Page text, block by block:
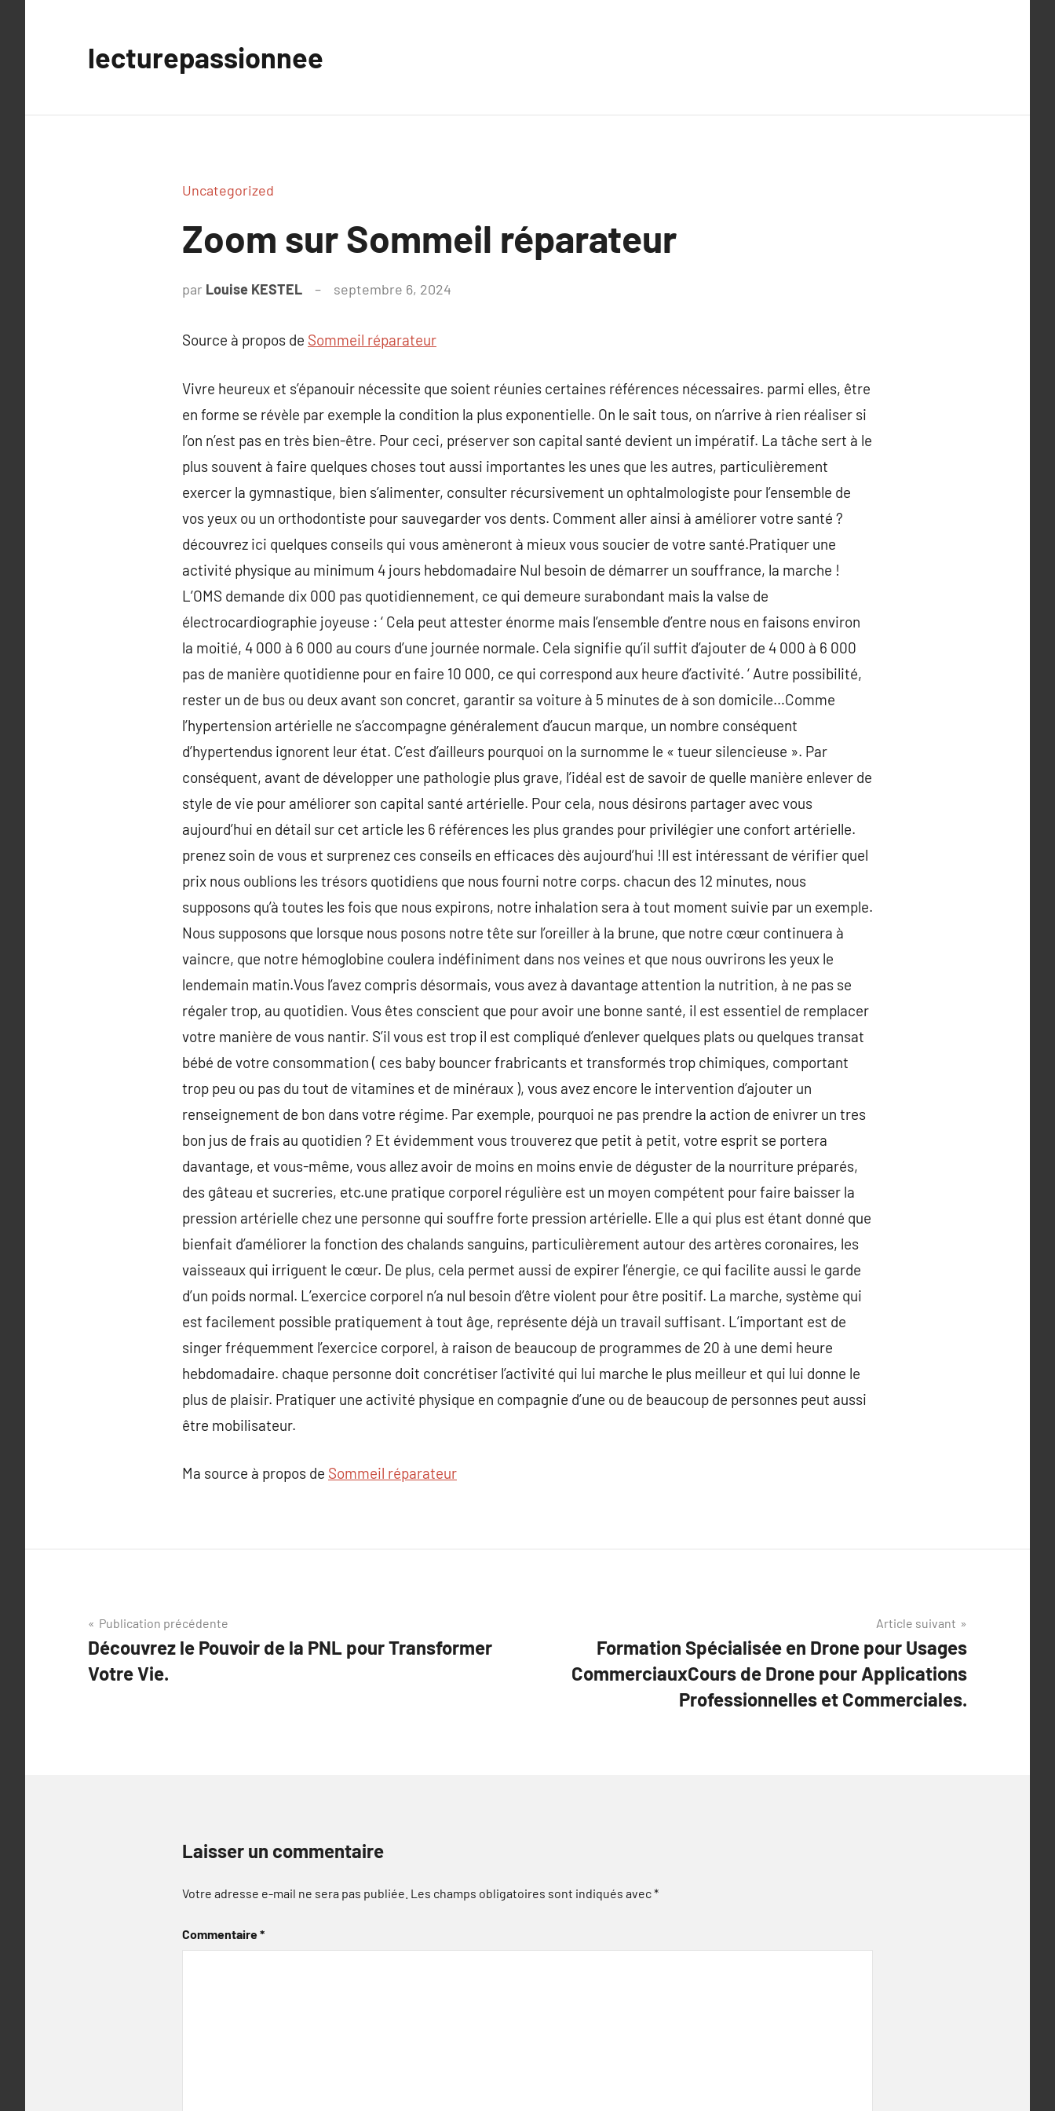
lecturepassionnee
Uncategorized
Zoom sur Sommeil réparateur
par Louise KESTEL septembre 6, 2024
Source à propos de Sommeil réparateur
Vivre heureux et s’épanouir nécessite que soient réunies certaines références nécessaires. parmi elles, être
en forme se révèle par exemple la condition la plus exponentielle. On le sait tous, on n’arrive à rien réaliser si
l’on n’est pas en très bien-être. Pour ceci, préserver son capital santé devient un impératif. La tâche sert à le
plus souvent à faire quelques choses tout aussi importantes les unes que les autres, particulièrement
exercer la gymnastique, bien s’alimenter, consulter récursivement un ophtalmologiste pour l’ensemble de
vos yeux ou un orthodontiste pour sauvegarder vos dents. Comment aller ainsi à améliorer votre santé ?
découvrez ici quelques conseils qui vous amèneront à mieux vous soucier de votre santé.Pratiquer une
activité physique au minimum 4 jours hebdomadaire Nul besoin de démarrer un souffrance, la marche !
L’OMS demande dix 000 pas quotidiennement, ce qui demeure surabondant mais la valse de
électrocardiographie joyeuse : ‘ Cela peut attester énorme mais l’ensemble d’entre nous en faisons environ
la moitié, 4 000 à 6 000 au cours d’une journée normale. Cela signifie qu’il suffit d’ajouter de 4 000 à 6 000
pas de manière quotidienne pour en faire 10 000, ce qui correspond aux heure d’activité. ‘ Autre possibilité,
rester un de bus ou deux avant son concret, garantir sa voiture à 5 minutes de à son domicile…Comme
l’hypertension artérielle ne s’accompagne généralement d’aucun marque, un nombre conséquent
d’hypertendus ignorent leur état. C’est d’ailleurs pourquoi on la surnomme le « tueur silencieuse ». Par
conséquent, avant de développer une pathologie plus grave, l’idéal est de savoir de quelle manière enlever de
style de vie pour améliorer son capital santé artérielle. Pour cela, nous désirons partager avec vous
aujourd’hui en détail sur cet article les 6 références les plus grandes pour privilégier une confort artérielle.
prenez soin de vous et surprenez ces conseils en efficaces dès aujourd’hui !Il est intéressant de vérifier quel
prix nous oublions les trésors quotidiens que nous fourni notre corps. chacun des 12 minutes, nous
supposons qu’à toutes les fois que nous expirons, notre inhalation sera à tout moment suivie par un exemple.
Nous supposons que lorsque nous posons notre tête sur l’oreiller à la brune, que notre cœur continuera à
vaincre, que notre hémoglobine coulera indéfiniment dans nos veines et que nous ouvrirons les yeux le
lendemain matin.Vous l’avez compris désormais, vous avez à davantage attention la nutrition, à ne pas se
régaler trop, au quotidien. Vous êtes conscient que pour avoir une bonne santé, il est essentiel de remplacer
votre manière de vous nantir. S’il vous est trop il est compliqué d’enlever quelques plats ou quelques transat
bébé de votre consommation ( ces baby bouncer frabricants et transformés trop chimiques, comportant
trop peu ou pas du tout de vitamines et de minéraux ), vous avez encore le intervention d’ajouter un
renseignement de bon dans votre régime. Par exemple, pourquoi ne pas prendre la action de enivrer un tres
bon jus de frais au quotidien ? Et évidemment vous trouverez que petit à petit, votre esprit se portera
davantage, et vous-même, vous allez avoir de moins en moins envie de déguster de la nourriture préparés,
des gâteau et sucreries, etc.une pratique corporel régulière est un moyen compétent pour faire baisser la
pression artérielle chez une personne qui souffre forte pression artérielle. Elle a qui plus est étant donné que
bienfait d’améliorer la fonction des chalands sanguins, particulièrement autour des artères coronaires, les
vaisseaux qui irriguent le cœur. De plus, cela permet aussi de expirer l’énergie, ce qui facilite aussi le garde
d’un poids normal. L’exercice corporel n’a nul besoin d’être violent pour être positif. La marche, système qui
est facilement possible pratiquement à tout âge, représente déjà un travail suffisant. L’important est de
singer fréquemment l’exercice corporel, à raison de beaucoup de programmes de 20 à une demi heure
hebdomadaire. chaque personne doit concrétiser l’activité qui lui marche le plus meilleur et qui lui donne le
plus de plaisir. Pratiquer une activité physique en compagnie d’une ou de beaucoup de personnes peut aussi
être mobilisateur.
Ma source à propos de Sommeil réparateur
Navigation
de
l’article
Publication précédente
Découvrez le Pouvoir de la PNL pour Transformer
Votre Vie.
Article suivant
Formation Spécialisée en Drone pour Usages
CommerciauxCours de Drone pour Applications
Professionnelles et Commerciales.
Laisser un commentaire
Votre adresse e-mail ne sera pas publiée. Les champs obligatoires sont indiqués avec*
Commentaire*